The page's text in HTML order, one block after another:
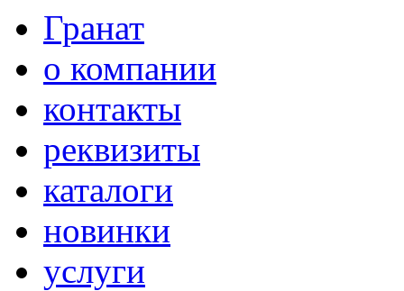
Гранат
о компании
контакты
реквизиты
каталоги
новинки
услуги